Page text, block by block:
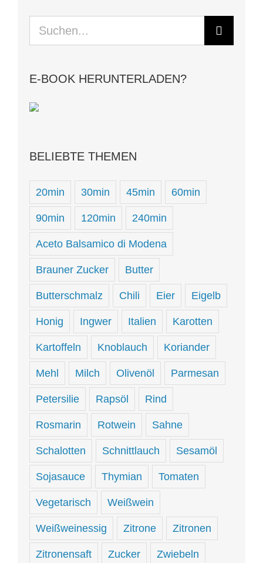
Suche
nach:
E-BOOK HERUNTERLADEN?
BELIEBTE THEMEN
20min 30min 45min 60min
90min 120min 240min
Aceto Balsamico di Modena
Brauner Zucker Butter
Butterschmalz Chili Eier Eigelb
Honig Ingwer Italien Karotten
Kartoffeln Knoblauch Koriander
Mehl Milch Olivenöl Parmesan
Petersilie Rapsöl Rind
Rosmarin Rotwein Sahne
Schalotten Schnittlauch Sesamöl
Sojasauce Thymian Tomaten
Vegetarisch Weißwein
Weißweinessig Zitrone Zitronen
Zitronensaft Zucker Zwiebeln